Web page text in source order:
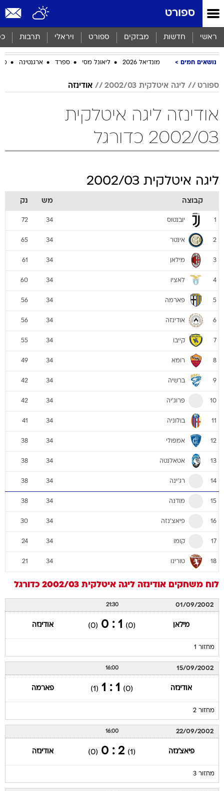
ספורט
ראשי חדשות מבזקים ספורט ויראלי תרבות
נושאים חמים מונדיאל 2026 ליאונל מסי ספרד ארגנטינה
ספורט ליגה איטלקית 2002/03 אודינזה
אודינזה ליגה איטלקית
2002/03 כדורגל
ליגה איטלקית 2002/03
קבוצה מש נק
1 יובנטוס 34
72
2 אינטר 34
65
3 מילאן 34
61
4 לאציו 34
60
5 פארמה 34
56
6 אודינזה 34
56
7 קייבו 34
55
8 רומא 34
49
9 ברשיה 34
42
10 פרוג'יה 34
42
11 בולוניה 34
41
12 אמפולי 34
38
13 אטאלנטה 34
38
14 רג'ינה 34
38
15 מודנה 34
38
16 פיאצ'נזה 34
30
17 קומו 34
24
18 טורינו 34
21
לוח משחקים אודינזה ליגה איטלקית 2002/03 כדורגל
01/09/2002
21:30
מילאן (0)
1 : 0
(0) אודינזה
מחזור 1
15/09/2002
16:00
אודינזה (0)
1 : 1
(1) פארמה
מחזור 2
22/09/2002
16:00
פיאצ'נזה (1)
2 : 0
(0) אודינזה
מחזור 3